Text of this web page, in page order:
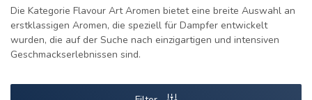
Die Kategorie Flavour Art Aromen bietet eine breite Auswahl an
erstklassigen Aromen, die speziell für Dampfer entwickelt
wurden, die auf der Suche nach einzigartigen und intensiven
Geschmackserlebnissen sind.